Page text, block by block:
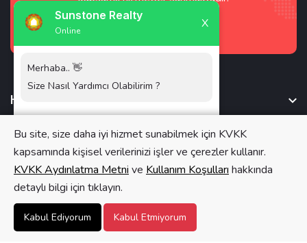
İletişime Geç !
Hakkımızda
Kurumsal
Kıbrıs Satılık Evler
Bu site, size daha iyi hizmet sunabilmek için KVKK
kapsamında kişisel verilerinizi işler ve çerezler kullanır.
KVKK Aydınlatma Metni ve Kullanım Koşulları hakkında
detaylı bilgi için tıklayın.
Kabul Ediyorum Kabul Etmiyorum
Sunstone Realty
Online
X
Merhaba.. 👋
Size Nasıl Yardımcı Olabilirim ?
Whatsapp Görüşme Başlat